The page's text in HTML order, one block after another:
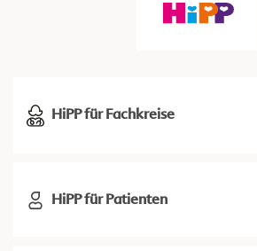
HiPP für Fachkreise
HiPP für Patienten